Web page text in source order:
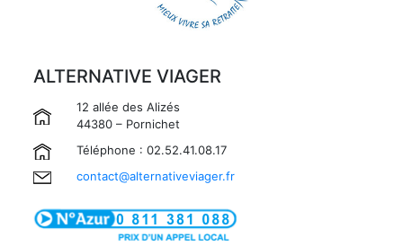
ALTERNATIVE VIAGER
12 allée des Alizés
44380 – Pornichet
Téléphone : 02.52.41.08.17
contact@alternativeviager.fr